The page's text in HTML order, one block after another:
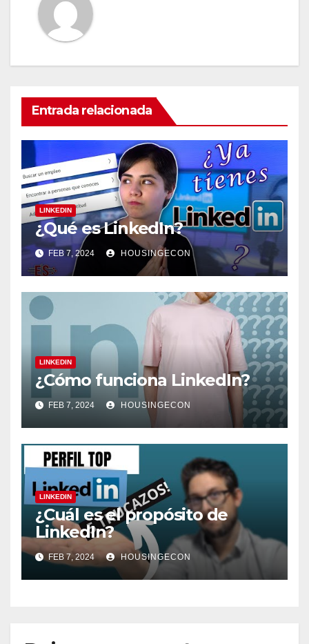
Entrada relacionada
LINKEDIN
¿Qué es LinkedIn?
FEB 7, 2024 HOUSINGECON
LINKEDIN
¿Cómo funciona LinkedIn?
FEB 7, 2024 HOUSINGECON
LINKEDIN
¿Cuál es el propósito de
LinkedIn?
FEB 7, 2024 HOUSINGECON